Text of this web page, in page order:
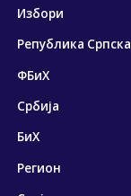
Избори
Република Српска
ФБиХ
Србија
БиХ
Регион